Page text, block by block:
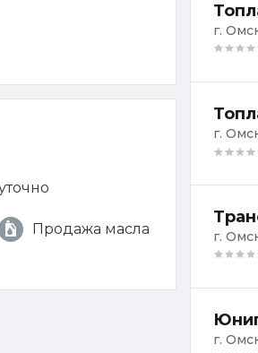
Продажа масла
г.
г.
г.
г.